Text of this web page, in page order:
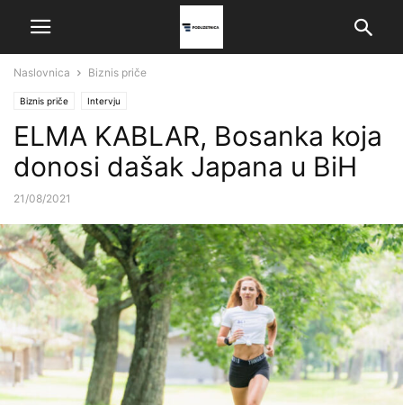
Naslovnica Biznis priče
Biznis priče Intervju
ELMA KABLAR, Bosanka koja
donosi dašak Japana u BiH
21/08/2021